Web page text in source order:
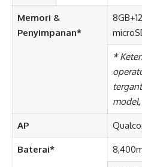
Memori &
Penyimpanan*
*
AP
Baterai*